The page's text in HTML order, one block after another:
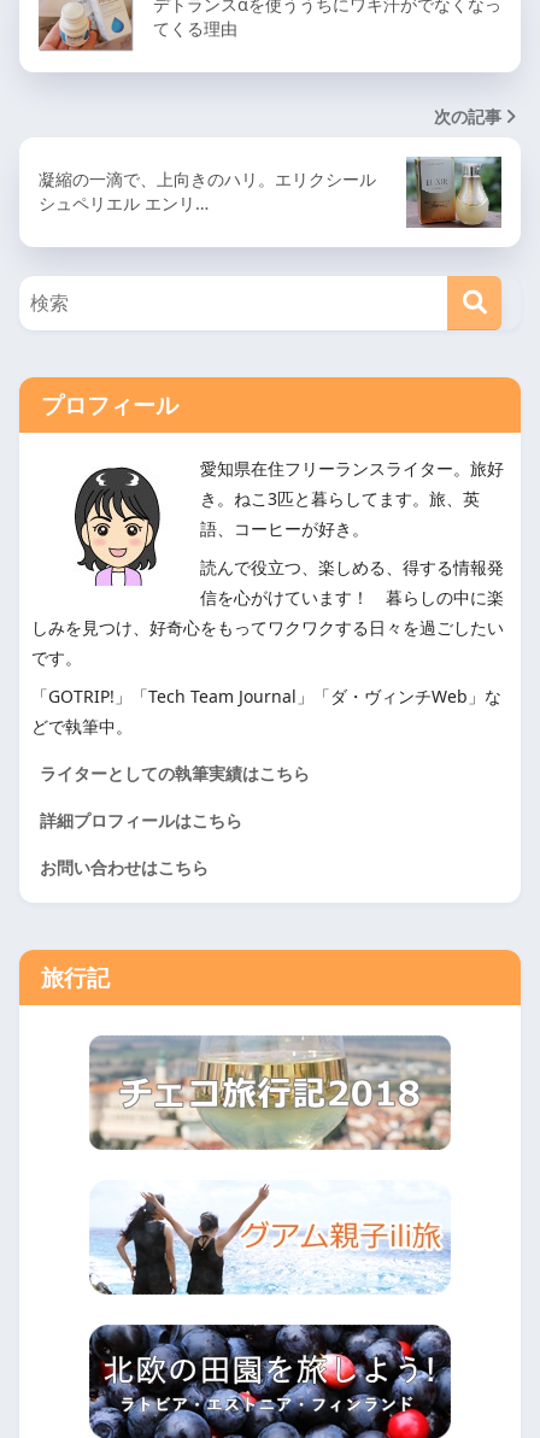
てくる理由
次の記事
凝縮の一滴で、上向きのハリ。エリクシール
シュペリエル エンリ…
プロフィール
愛知県在住フリーランスライター。旅好
き。ねこ3匹と暮らしてます。旅、英
語、コーヒーが好き。
読んで役立つ、楽しめる、得する情報発
信を心がけています！ 暮らしの中に楽
しみを見つけ、好奇心をもってワクワクする日々を過ごしたい
です。
「GOTRIP!」「Tech Team Journal」「ダ・ヴィンチWeb」な
どで執筆中。
ライターとしての執筆実績はこちら
詳細プロフィールはこちら
お問い合わせはこちら
旅行記